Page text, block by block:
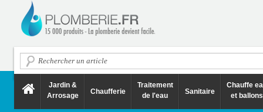
Jardin &
Arrosage
Chaufferie
Traitement
de l'eau
Sanitaire
Chauffe
et ballons